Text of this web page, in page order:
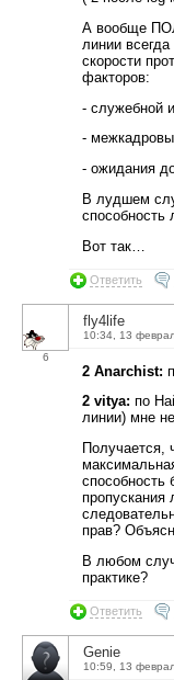
А вообще
линии
скорости
факторов:
- служебной
-
- ожидания
В лудшем
способность
Вот так…
Ответить
6
fly4life
10:34, 13
2 Anarchist:
2 vitya: по
линии) мне
Получается,
способность
прав?
В любом
практике?
Ответить
Genie
10:59, 13